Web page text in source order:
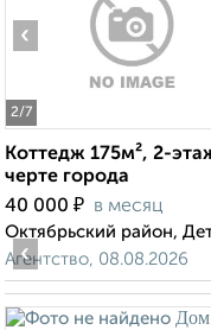
2/7
‹
Коттедж 175м², 2-
черте города
40 000 ₽ в месяц
Октябрьский район,
Агентство, 08.08.2026
‹